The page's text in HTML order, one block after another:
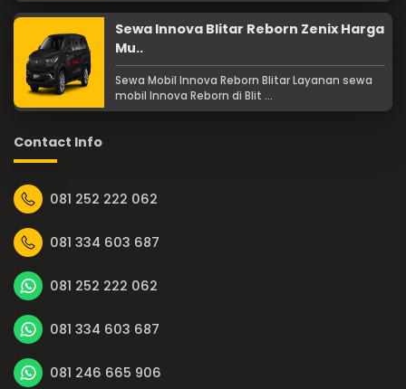
Sewa Innova Blitar Reborn Zenix Harga
Mu..
Sewa Mobil Innova Reborn Blitar Layanan sewa
mobil Innova Reborn di Blit ...
Contact Info
081 252 222 062
081 334 603 687
081 252 222 062
081 334 603 687
081 246 665 906